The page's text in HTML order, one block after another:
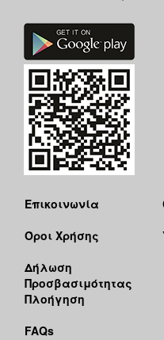
Επικοινωνία
Όροι Χρήσης
Δήλωση
Προσβασιμότητας
Πλοήγηση
FAQs